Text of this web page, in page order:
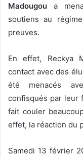
Madougou a
soutiens au
preuves.
En effet, Reckya
contact avec des
été menacés
confisqués par leur
fait couler
effet, la réaction du
Samedi 13 février